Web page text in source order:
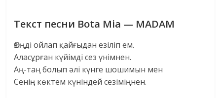
Текст песни Bota Mia — MADAM
Өзіңді ойлап қайғыдан езіліп ем.
Аласұрған күйімді сез үнімнен.
Аң-таң болып әлі күнге шошимын мен
Сенің көктем күніндей сезіміңнен.